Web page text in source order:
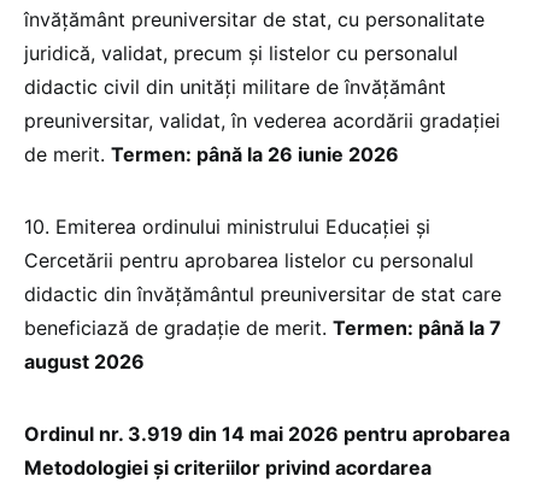
învăţământ preuniversitar de stat, cu personalitate
juridică, validat, precum şi listelor cu personalul
didactic civil din unităţi militare de învăţământ
preuniversitar, validat, în vederea acordării gradaţiei
de merit. Termen: până la 26 iunie 2026
10. Emiterea ordinului ministrului Educației și
Cercetării pentru aprobarea listelor cu personalul
didactic din învăţământul preuniversitar de stat care
beneficiază de gradaţie de merit. Termen: până la 7
august 2026
Ordinul nr. 3.919 din 14 mai 2026 pentru aprobarea
Metodologiei și criteriilor privind acordarea